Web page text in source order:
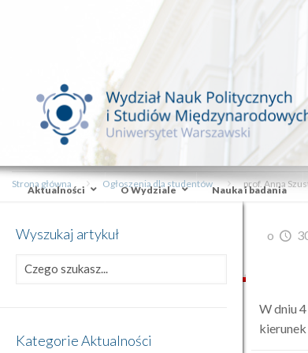
Aktualności O Wydziale Nauka i badania
Strona główna Ogłoszenia dla studentów prof. Anna
o
W dniu
Wyszukaj artykuł
Kategorie Aktualności